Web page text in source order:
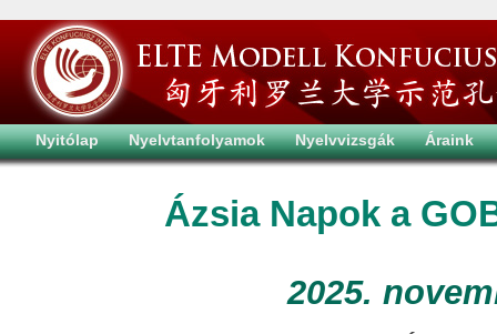
Nyitólap Nyelvtanfolyamok Nyelvvizsgák Áraink
Ázsia Napok a
2025.